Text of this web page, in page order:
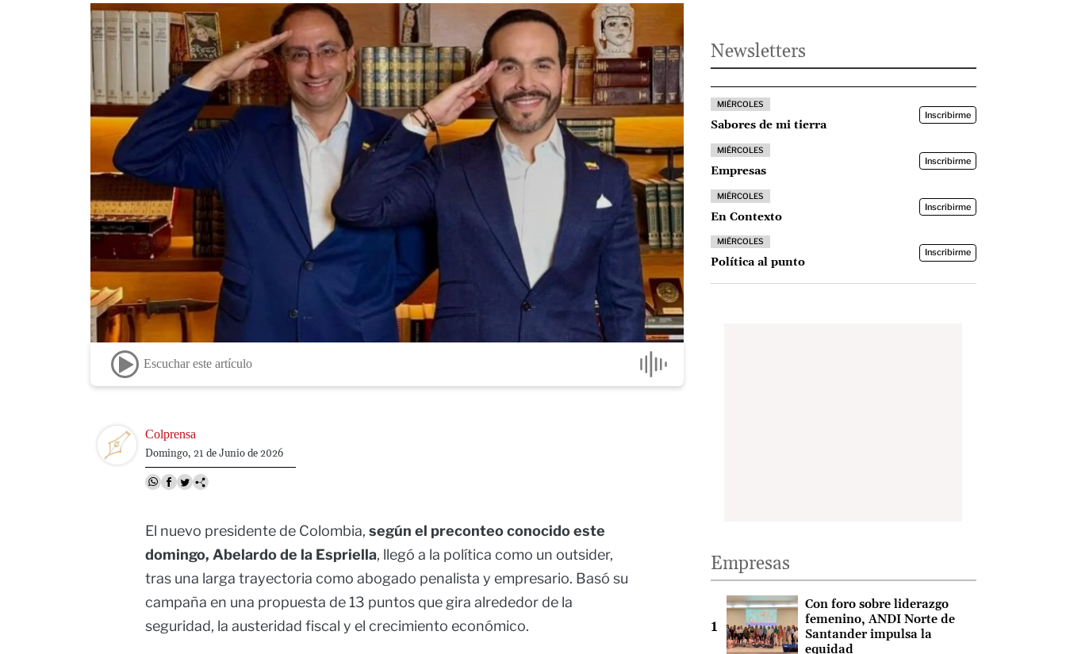
Escuchar este artículo
Image Colprensa
Domingo, 21 de Junio de 2026
El nuevo presidente de Colombia, según el preconteo conocido este
domingo, Abelardo de la Espriella, llegó a la política como un outsider,
tras una larga trayectoria como abogado penalista y empresario. Basó su
campaña en una propuesta de 13 puntos que gira alrededor de la
seguridad, la austeridad fiscal y el crecimiento económico.
Newsletters
MIÉRCOLES
Sabores de mi tierra
Inscribirme
MIÉRCOLES
Empresas
Inscribirme
MIÉRCOLES
En Contexto
Inscribirme
MIÉRCOLES
Política al punto
Inscribirme
Empresas
Con foro sobre liderazgo
femenino, ANDI Norte de
Santander impulsa la
equidad